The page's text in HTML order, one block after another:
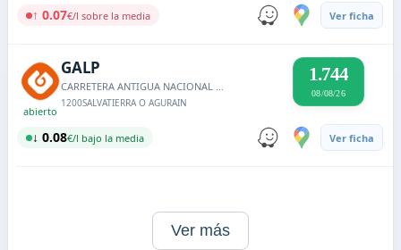
↑ 0.07€/l sobre la media Ver ficha
abierto
GALP
CARRETERA ANTIGUA NACIONAL I KM. 375
1200SALVATIERRA O AGURAIN
1.744
08/08/26
↓ 0.08€/l bajo la media Ver ficha
Ver más